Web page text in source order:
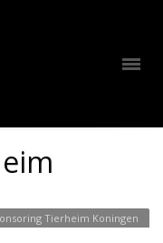
Tierheim Koningen